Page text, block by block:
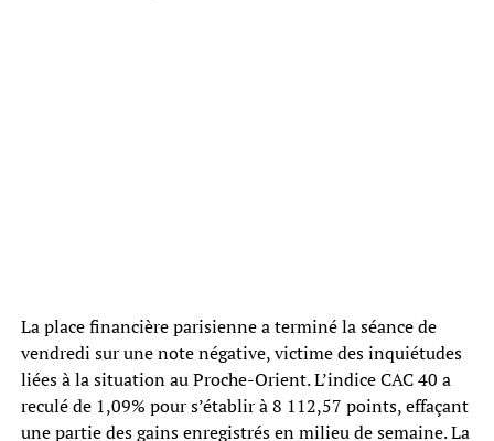
La place financière parisienne a terminé la séance de
vendredi sur une note négative, victime des inquiétudes
liées à la situation au Proche-Orient. L’indice CAC 40 a
reculé de 1,09% pour s’établir à 8 112,57 points, effaçant
une partie des gains enregistrés en milieu de semaine. La